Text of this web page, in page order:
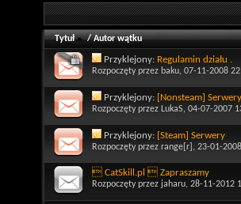
Tytuł /Autor wątku
Przyklejony: Regulamin działu .
Rozpoczęty przez baku, 07-11-2008
Przyklejony: [Nonsteam] Serwery
Rozpoczęty przez LukaS, 04-07-2007
Przyklejony: [Steam] Serwery
Rozpoczęty przez range[r] , 23-01-
 CatSkill.pl  Zapraszamy
Rozpoczęty przez jaharu, 28-11-2012